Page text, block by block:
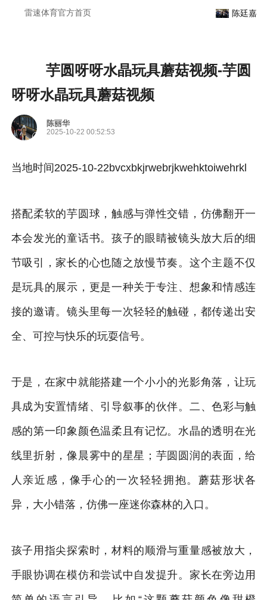
芋圆呀呀水晶玩具蘑菇视频-雷速体育官方
雷速体育官方首页 陈廷嘉
芋圆呀呀水晶玩具蘑菇视频-芋圆
呀呀水晶玩具蘑菇视频
陈丽华
2025-10-22 00:52:53
当地时间2025-10-22bvcxbkjrwebrjkwehktoiwehrkl
搭配柔软的芋圆球，触感与弹性交错，仿佛翻开一
本会发光的童话书。孩子的眼睛被镜头放大后的细
节吸引，家长的心也随之放慢节奏。这个主题不仅
是玩具的展示，更是一种关于专注、想象和情感连
接的邀请。镜头里每一次轻轻的触碰，都传递出安
全、可控与快乐的玩耍信号。
于是，在家中就能搭建一个小小的光影角落，让玩
具成为安置情绪、引导叙事的伙伴。二、色彩与触
感的第一印象颜色温柔且有记忆。水晶的透明在光
线里折射，像晨雾中的星星；芋圆圆润的表面，给
人亲近感，像手心的一次轻轻拥抱。蘑菇形状各
异，大小错落，仿佛一座迷你森林的入口。
孩子用指尖探索时，材料的顺滑与重量感被放大，
手眼协调在模仿和尝试中自发提升。家长在旁边用